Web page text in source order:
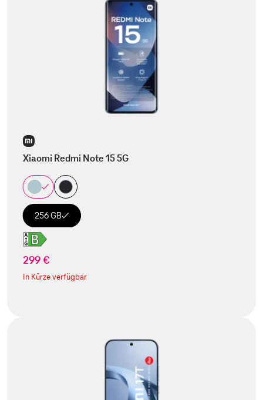
Xiaomi Redmi Note 15 5G
256 GB
299 €
In Kürze verfügbar